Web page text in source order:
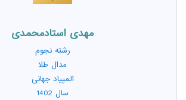
مهدی استادمحمدی
رشته نجوم
مدال طلا
المپیاد جهانی
سال 1402